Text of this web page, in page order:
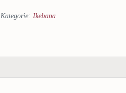
Kategorie: Ikebana